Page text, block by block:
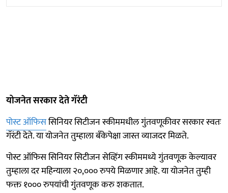
योजनेत सरकार देते गॅरंटी
पोस्ट ऑफिससिनियर सिटीजन स्कीममधील गुंतवणूकीवर सरकार स्वतः
गॅरंटी देते. या योजनेत तुम्हाला बँकेपेक्षा जास्त व्याजदर मिळते.
पोस्ट ऑफिस सिनियर सिटीजन सेव्हिंग स्कीममध्ये गुंतवणूक केल्यावर
तुम्हाला दर महिन्याला २०,००० रुपये मिळणार आहे. या योजनेत तुम्ही
फक्त १००० रुपयांची गुंतवणूक करु शकतात.